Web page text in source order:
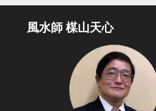
風水師 楳山天心